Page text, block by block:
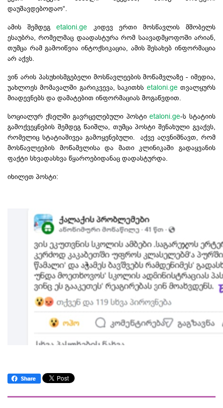
დაუშავდებოდაო“.
ამის შემდეგetaloni.ge კიდევ ერთი მოსწავლის მშობელს
ესაუბრა, რომელმაც დაადასტურა რომ საავადმყოფოში არიან,
თუმცა რამ გამოიწვია ინტოქსიკაცია, ამის შესახებ ინფორმაცია
არ აქვს.
ვინ არის პასუხისმგებელი მოსწავლეების მოწამვლაზე - იმედია,
უახლოეს მომავალში გარიკვევა, საკითხს etaloni.geთვალყურს
მიადევნებს და დამატებით ინფორმაციას მოგაწვდით.
სოციალურ ქსელში გავრცელებული პოსტიetaloni.ge-ს სტატიის
გამოქვეყნების შემდეგ წაიშლა, თუმცა პოსტი შენახული გვაქვს,
რომელიც სტატიაშივეა გამოყენებული. აქვე აღვნიშნავთ, რომ
მოსწავლეების მოწამვლისა და მათი კლინიკაში გადაყვანის
ფაქტი სხვადასხვა წყაროებიდანაც დადასტურდა.
იხილეთ პოსტი: